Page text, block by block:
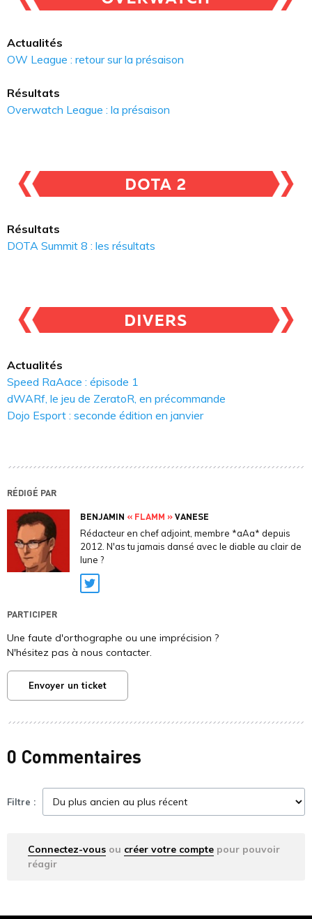
Actualités
OW League : retour sur la présaison
Résultats
Overwatch League : la présaison
Résultats
DOTA Summit 8 : les résultats
Actualités
Speed RaAace : épisode 1
dWARf, le jeu de ZeratoR, en précommande
Dojo Esport : seconde édition en janvier
RÉDIGÉ PAR
BENJAMIN « FLAMM »VANESE
Rédacteur en chef adjoint, membre *aAa* depuis
2012. N'as tu jamais dansé avec le diable au clair de
lune ?
Twitter
PARTICIPER
Une faute d'orthographe ou une imprécision ?
N'hésitez pas à nous contacter.
Envoyer un ticket
0 Commentaires
Filtre :
Connectez-vous ou créer votre compte pour pouvoir
réagir